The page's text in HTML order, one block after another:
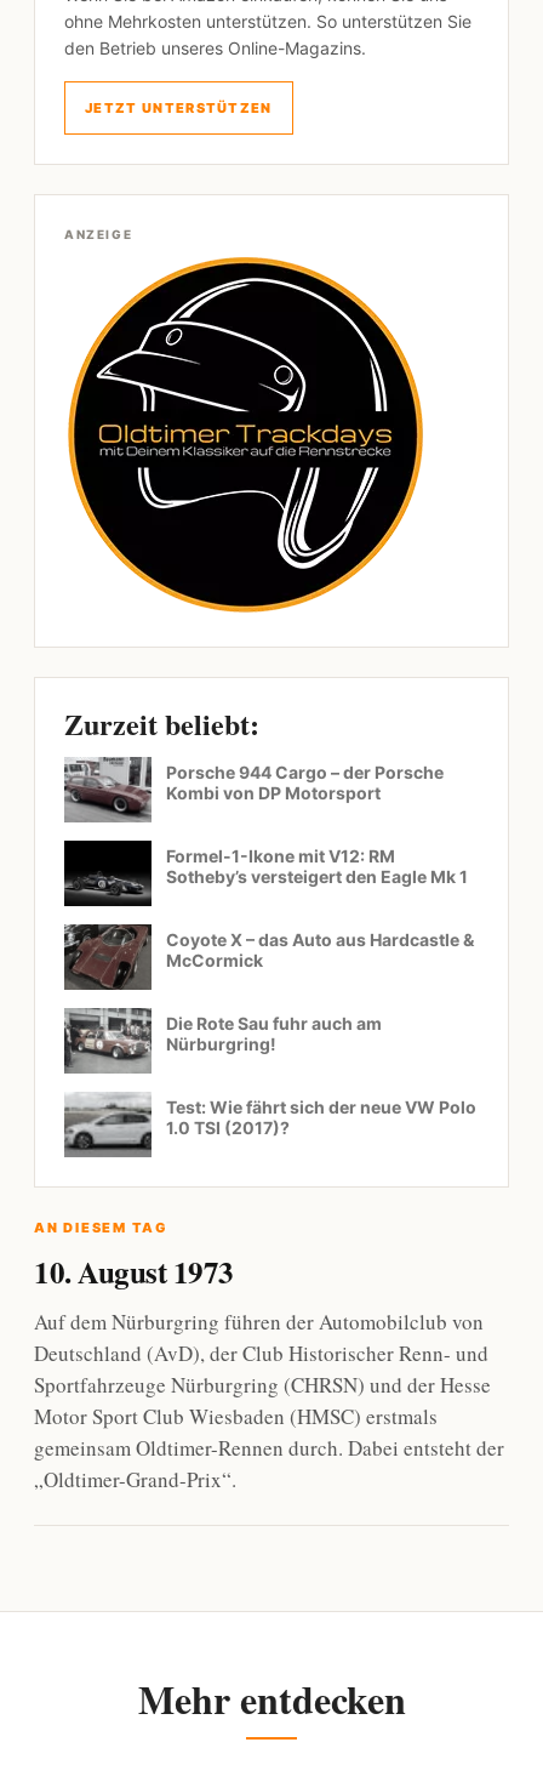
ohne Mehrkosten unterstützen. So unterstützen Sie
den Betrieb unseres Online-Magazins.
JETZT UNTERSTÜTZEN
ANZEIGE
Zurzeit beliebt:
Porsche 944 Cargo – der Porsche
Kombi von DP Motorsport
Formel-1-Ikone mit V12: RM
Sotheby’s versteigert den Eagle Mk 1
Coyote X – das Auto aus Hardcastle &
McCormick
Die Rote Sau fuhr auch am
Nürburgring!
Test: Wie fährt sich der neue VW Polo
1.0 TSI (2017)?
AN DIESEM TAG
10. August 1973
Auf dem Nürburgring führen der Automobilclub von
Deutschland (AvD), der Club Historischer Renn- und
Sportfahrzeuge Nürburgring (CHRSN) und der Hesse
Motor Sport Club Wiesbaden (HMSC) erstmals
gemeinsam Oldtimer-Rennen durch. Dabei entsteht der
„Oldtimer-Grand-Prix“.
Mehr entdecken